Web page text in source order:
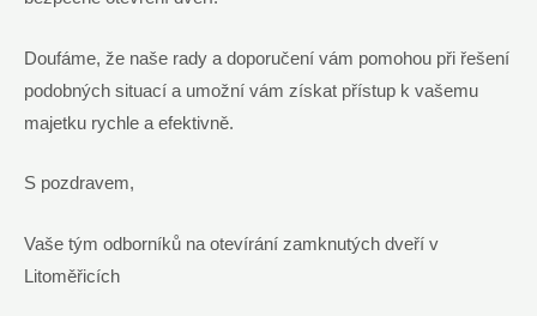
Doufáme, že naše rady a doporučení vám pomohou při řešení
podobných situací a umožní vám získat přístup k vašemu
majetku rychle a efektivně.
S pozdravem,
Vaše tým odborníků na otevírání zamknutých dveří v
Litoměřicích